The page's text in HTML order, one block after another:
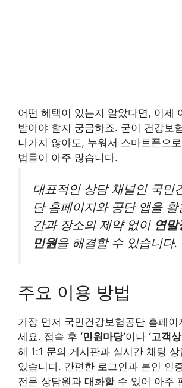
어떤 혜택이 있는지 알았다면, 이제
받아야 할지 궁금하죠. 굳이 건강보
나가지 않아도, 누워서 스마트폰으
법들이 아주 많습니다.
대표적인 상담 채널인 국민
단 홈페이지와 공단 앱을
간과 장소의 제약 없이 연
민원을 해결할 수 있습니다.
주요 이용 방법
가장 먼저 국민건강보험공단 홈페이
세요. 접속 후 ‘민원마당’이나 ‘고객
해 1:1 문의 게시판과 실시간 채팅
있습니다. 간편한 로그인과 본인 인
전문 상담원과 대화할 수 있어 아주